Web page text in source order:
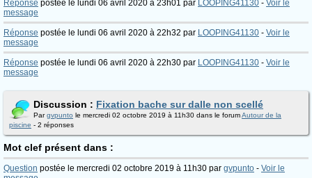
Réponse postée le lundi 06 avril 2020 à 23h01 par LOOPING41130 - Voir le
message
Réponse postée le lundi 06 avril 2020 à 22h32 par LOOPING41130 - Voir le
message
Réponse postée le lundi 06 avril 2020 à 22h30 par LOOPING41130 - Voir le
message
Discussion : Fixation bache sur dalle non scellé
Pargvpunto le mercredi 02 octobre 2019 à 11h30 dans le forumAutour de la
piscine - 2 réponses
Mot clef présent dans :
Question postée le mercredi 02 octobre 2019 à 11h30 par gvpunto - Voir le